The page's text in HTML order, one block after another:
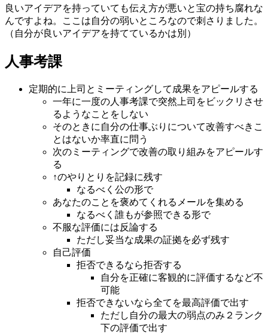
良いアイデアを持っていても伝え方が悪いと宝の持ち腐れな
んですよね。ここは自分の弱いところなので刺さりました。
（自分が良いアイデアを持てているかは別）
人事考課
定期的に上司とミーティングして成果をアピールする
一年に一度の人事考課で突然上司をビックリさせ
るようなことをしない
そのときに自分の仕事ぶりについて改善すべきこ
とはないか率直に問う
次のミーティングで改善の取り組みをアピールす
る
↑のやりとりを記録に残す
なるべく公の形で
あなたのことを褒めてくれるメールを集める
なるべく誰もが参照できる形で
不服な評価には反論する
ただし妥当な成果の証拠を必ず残す
自己評価
拒否できるなら拒否する
自分を正確に客観的に評価するなど不
可能
拒否できないなら全てを最高評価で出す
ただし自分の最大の弱点のみ２ランク
下の評価で出す